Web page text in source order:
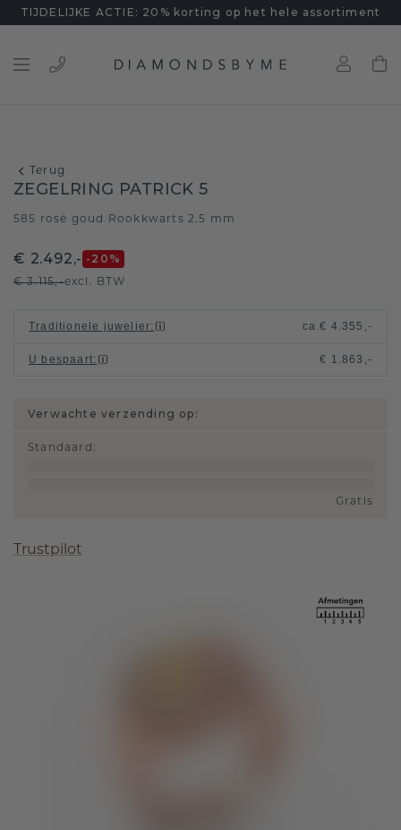
TIJDELIJKE ACTIE: 20% korting op het hele assortiment
Terug
ZEGELRING PATRICK 5
585 rosé goud Rookkwarts 2.5 mm
€ 2.492,- -20 %
€ 3.115,-excl. BTW
Traditionele juwelier: ca.€ 4.355,-
U bespaart: € 1.863,-
Verwachte verzending op:
Standaard :
Gratis
Trustpilot